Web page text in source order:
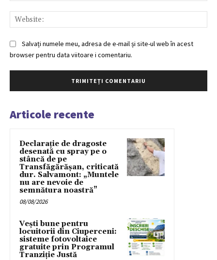
Salvați numele meu, adresa de e-mail și site-ul web în acest
browser pentru data viitoare i comentariu.
Articole recente
Declarație de dragoste
desenată cu spray pe o
stâncă de pe
Transfăgărășan, criticată
dur. Salvamont: „Muntele
nu are nevoie de
semnătura noastră”
08/08/2026
Vești bune pentru
locuitorii din Ciuperceni:
sisteme fotovoltaice
gratuite prin Programul
Tranziție Justă